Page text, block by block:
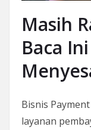
Masih
Baca
Bisnis
layanan